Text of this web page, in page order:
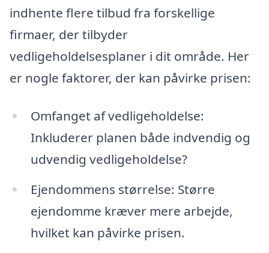
indhente flere tilbud fra forskellige
firmaer, der tilbyder
vedligeholdelsesplaner i dit område. Her
er nogle faktorer, der kan påvirke prisen:
Omfanget af vedligeholdelse:
Inkluderer planen både indvendig og
udvendig vedligeholdelse?
Ejendommens størrelse: Større
ejendomme kræver mere arbejde,
hvilket kan påvirke prisen.